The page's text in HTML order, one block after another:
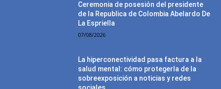
Ceremonia de posesión del presidente
de la Republica de Colombia Abelardo De
La Espriella
07/08/2026
La hiperconectividad pasa factura a la
salud mental: cómo protegerla de la
sobreexposición a noticias y redes
sociales